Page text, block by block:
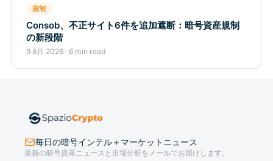
規制
Consob、不正サイト6件を追加遮断：暗号資産規制
の新段階
9 8月 2026 · 6 min read
毎日の暗号インテル＋マーケットニュース
最新の暗号資産ニュースと市場分析をメールでお届けします。